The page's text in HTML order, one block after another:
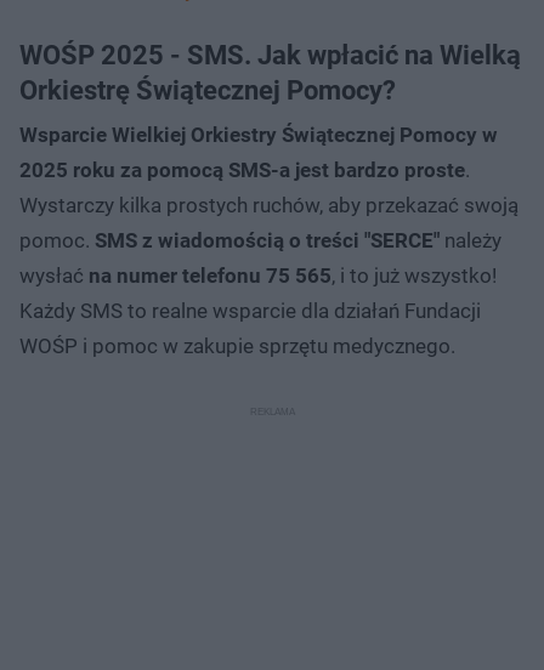
WOŚP 2025 - SMS. Jak wpłacić na Wielką
Orkiestrę Świątecznej Pomocy?
Wsparcie Wielkiej Orkiestry Świątecznej Pomocy w
2025 roku za pomocą SMS-a jest bardzo proste.
Wystarczy kilka prostych ruchów, aby przekazać swoją
pomoc. SMS z wiadomością o treści "SERCE" należy
wysłać na numer telefonu 75 565, i to już wszystko!
Każdy SMS to realne wsparcie dla działań Fundacji
WOŚP i pomoc w zakupie sprzętu medycznego.